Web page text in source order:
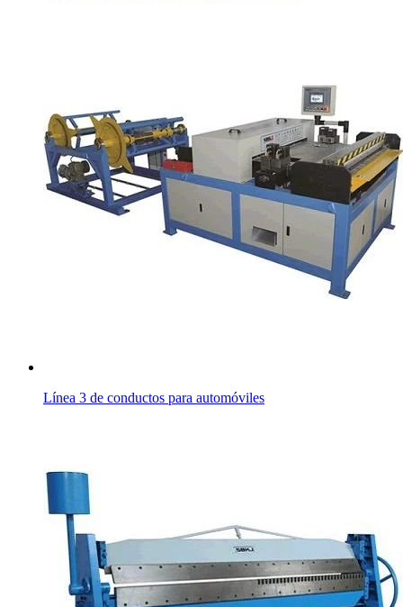
Línea 3 de conductos para automóviles